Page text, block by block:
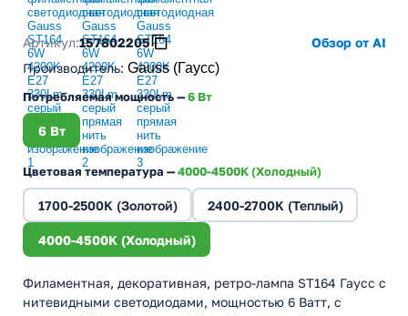
Артикул:157802205
Обзор от AI
Производитель: Gauss (Гаусс)
Потребляемая мощность —6 Вт
6 Вт
Цветовая температура —4000-4500K (Холодный)
1700-2500K (Золотой) 2400-2700K (Теплый)
4000-4500K (Холодный)
Филаментная, декоративная, ретро-лампа ST164 Гаусс с
нитевидными светодиодами, мощностью 6 Ватт, с